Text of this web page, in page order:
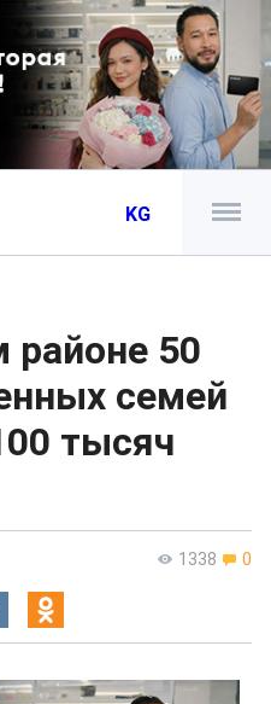
KG
районе 50
семей
тысяч
1338 0